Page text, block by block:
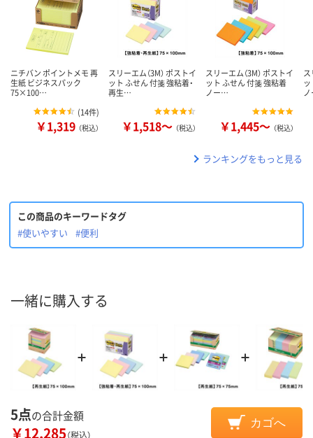
ニチバン ポイントメモ 再
生紙 ビジネスパック
75×100…
(14件)
￥1,319 （税込）
スリーエム（3M） ポストイ
ット ふせん 付箋 強粘着・
再生…
￥1,518～ （税込）
スリーエム（3M） ポストイ
ット ふせん 付箋 強粘着
ノー…
￥1,445～ （税込）
ランキングをもっと見る
この商品のキーワードタグ
#使いやすい
#便利
一緒に購入する
5点の合計金額
￥12,285（税込）
カゴへ